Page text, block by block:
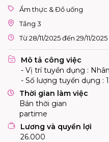
Ẩm thực & Đồ uống
Tầng 3
Từ 28/11/2025 đến 29/11/2025
Mô tả công việc
- Vị trí tuyển dụng :
- Số lượng tuyển dụng :
Thời gian làm việc
Bán thời gian
partime
Lương và quyền lợi
26.000